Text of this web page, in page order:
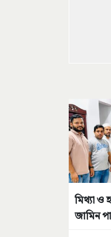
মিথ্যা ও
জামিন